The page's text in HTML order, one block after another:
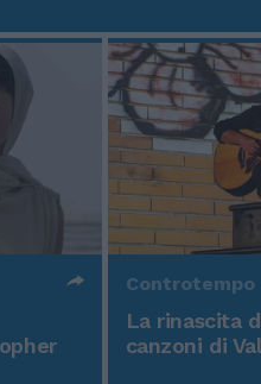
Controtempo
La rinascita
canzoni di